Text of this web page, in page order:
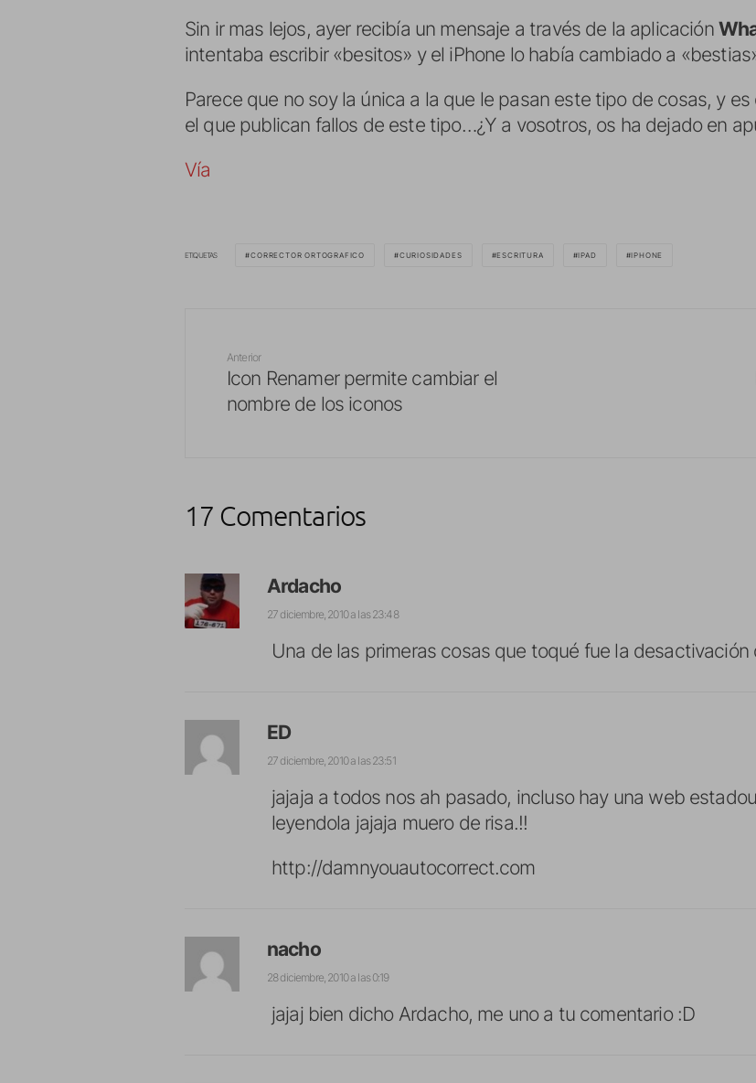
Sin ir mas lejos, ayer recibía un mensaje a través de la aplicación
intentaba escribir «besitos» y el iPhone lo había cambiado a
Parece que no soy la única a la que le pasan este tipo de cosas, y
el que publican fallos de este tipo…¿Y a vosotros, os ha dejado en
Vía
ETIQUETAS CORRECTOR ORTOGRAFICO CURIOSIDADES ESCRITURA IPAD IPHONE
Anterior
Icon Renamer permite cambiar el
nombre de los iconos
17 Comentarios
Ardacho
27 diciembre, 2010 a las 23:48
Una de las primeras cosas que toqué fue la desactivación
ED
27 diciembre, 2010 a las 23:51
jajaja a todos nos ah pasado, incluso hay una web
leyendola jajaja muero de risa.!!
http://damnyouautocorrect.com
nacho
28 diciembre, 2010 a las 0:19
jajaj bien dicho Ardacho, me uno a tu comentario :D